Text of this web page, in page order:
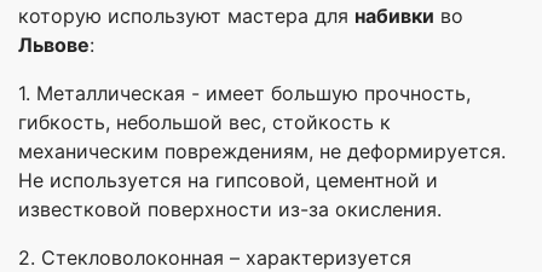
которую используют мастера для набивки во
Львове:
1. Металлическая - имеет большую прочность,
гибкость, небольшой вес, стойкость к
механическим повреждениям, не деформируется.
Не используется на гипсовой, цементной и
известковой поверхности из-за окисления.
2. Стекловолоконная – характеризуется